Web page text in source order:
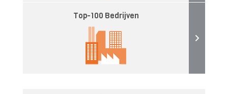
Top-100 Bedrijven